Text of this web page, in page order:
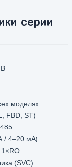
серии
В
моделях
FBD, ST)
/ 4–20 мА)
(SVC)